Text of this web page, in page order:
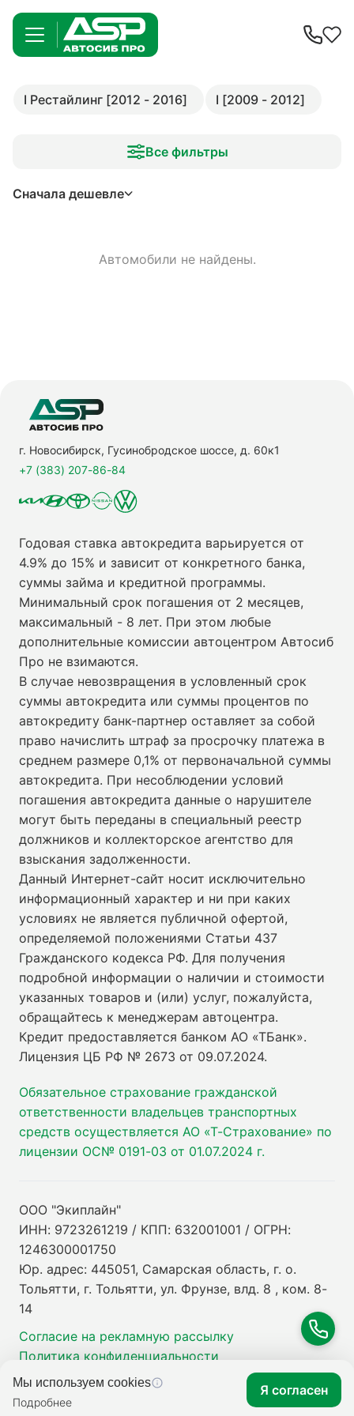
I Рестайлинг [2012 - 2016] I [2009 - 2012]
Все фильтры
Сначала дешевле
Автомобили не найдены.
г. Новосибирск, Гусинобродское шоссе, д. 60к1
+7 (383) 207-86-84
Годовая ставка автокредита варьируется от
4.9% до 15% и зависит от конкретного банка,
суммы займа и кредитной программы.
Минимальный срок погашения от 2 месяцев,
максимальный - 8 лет. При этом любые
дополнительные комиссии автоцентром Автосиб
Про не взимаются.
В случае невозвращения в условленный срок
суммы автокредита или суммы процентов по
автокредиту банк-партнер оставляет за собой
право начислить штраф за просрочку платежа в
среднем размере 0,1% от первоначальной суммы
автокредита. При несоблюдении условий
погашения автокредита данные о нарушителе
могут быть переданы в специальный реестр
должников и коллекторское агентство для
взыскания задолженности.
Данный Интернет-сайт носит исключительно
информационный характер и ни при каких
условиях не является публичной офертой,
определяемой положениями Статьи 437
Гражданского кодекса РФ. Для получения
подробной информации о наличии и стоимости
указанных товаров и (или) услуг, пожалуйста,
обращайтесь к менеджерам автоцентра.
Кредит предоставляется банком АО «ТБанк».
Лицензия ЦБ РФ № 2673 от 09.07.2024.
Обязательное страхование гражданской
ответственности владельцев транспортных
средств осуществляется АО «Т-Страхование» по
лицензии ОС№ 0191-03 от 01.07.2024 г.
ООО "Экиплайн"
ИНН: 9723261219 / КПП: 632001001 / ОГРН:
1246300001750
Юр. адрес: 445051, Самарская область, г. о.
Тольятти, г. Тольятти, ул. Фрунзе, влд. 8 , ком. 8-
14
Согласие на рекламную рассылку
Политика конфиденциальности
Мы используем cookies
Подробнее
Я согласен